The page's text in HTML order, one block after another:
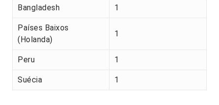
Bangladesh 1
Países Baixos
(Holanda)
1
Peru 1
Suécia 1